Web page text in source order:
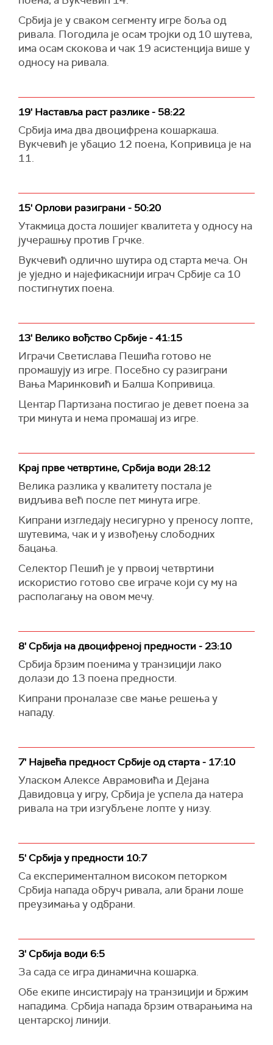
Србија је у сваком сегменту игре боља од
ривала. Погодила је осам тројки од 10 шутева,
има осам скокова и чак 19 асистенција више у
односу на ривала.
19' Наставља раст разлике - 58:22
Србија има два двоцифрена кошаркаша.
Вукчевић је убацио 12 поена, Копривица је на
11.
15' Орлови разиграни - 50:20
Утакмица доста лошијег квалитета у односу на
јучерашњу против Грчке.
Вукчевић одлично шутира од старта меча. Он
је уједно и најефикаснији играч Србије са 10
постигнутих поена.
13' Велико вођство Србије - 41:15
Играчи Светислава Пешића готово не
промашују из игре. Посебно су разиграни
Вања Маринковић и Балша Копривица.
Центар Партизана постигао је девет поена за
три минута и нема промашај из игре.
Крај прве четвртине, Србија води 28:12
Велика разлика у квалитету постала је
видљива већ после пет минута игре.
Кипрани изгледају несигурно у преносу лопте,
шутевима, чак и у извођењу слободних
бацања.
Селектор Пешић је у првоиј четвртини
искористио готово све играче који су му на
располагању на овом мечу.
8' Србија на двоцифреној предности - 23:10
Србија брзим поенима у транзицији лако
долази до 13 поена предности.
Кипрани проналазе све мање решења у
нападу.
7' Највећа предност Србије од старта - 17:10
Уласком Алексе Аврамовића и Дејана
Давидовца у игру, Србија је успела да натера
ривала на три изгубљене лопте у низу.
5' Србија у предности 10:7
Са експерименталном високом петорком
Србија напада обруч ривала, али брани лоше
преузимања у одбрани.
3' Србија води 6:5
За сада се игра динамична кошарка.
Обе екипе инсистирају на транзицији и бржим
нападима. Србија напада брзим отварањима на
центарској линији.